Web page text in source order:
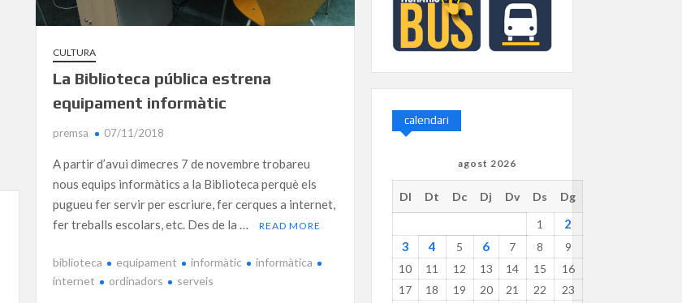
CULTURA
La Biblioteca pública estrena
equipament informàtic
premsa 07/11/2018
A partir d’avui dimecres 7 de novembre trobareu
nous equips informàtics a la Biblioteca perquè els
pugueu fer servir per escriure, fer cerques a internet,
fer treballs escolars, etc. Des de la …
READ MORE
biblioteca equipament informàtic
informàtica
internet
ordinadors serveis
calendari
agost 2026
Dl Dt Dc Dj Dv Ds
Dg
1
2
3
4 5 6 7 8
9
10
11 12 13 14 15
16
17
18 19 20 21 22
23